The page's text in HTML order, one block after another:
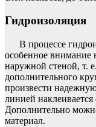
Гидроизоляция
В процессе
особенное внимание
наружной стеной, т.
дополнительного
произвести
линией
Дополнительно
материал.